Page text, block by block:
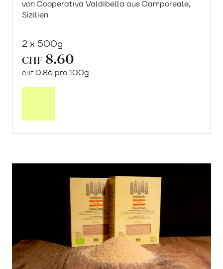
von Cooperativa Valdibella aus Camporeale,
Sizilien
2 x 500g
CHF 8.60
CHF 0.86 pro 100g